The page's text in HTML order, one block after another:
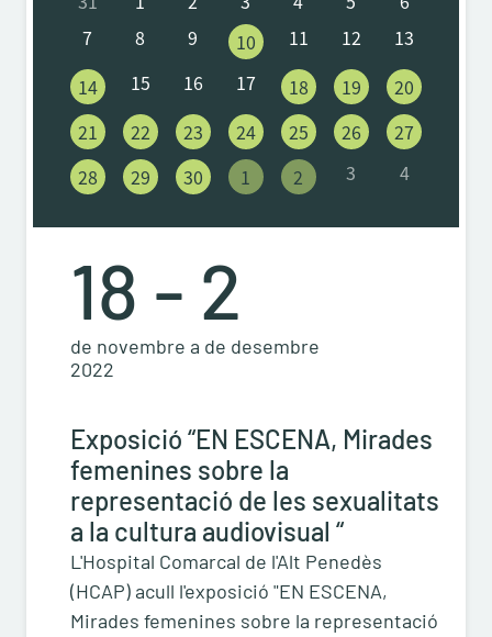
7
8 9 10 11 12
13
14
15 16 17 18 19
20
21
22 23 24 25 26
27
28
29 30 1 2 3 4
18 - 2
de novembre a de desembre
2022
Exposició “EN ESCENA, Mirades
femenines sobre la
representació de les sexualitats
a la cultura audiovisual “
L'Hospital Comarcal de l'Alt Penedès
(HCAP) acull l'exposició "EN ESCENA,
Mirades femenines sobre la representació